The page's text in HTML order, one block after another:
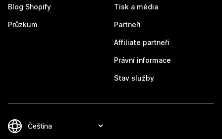
Blog Shopify
Průzkum
Tisk a média
Partneři
Affiliate partneři
Právní informace
Stav služby